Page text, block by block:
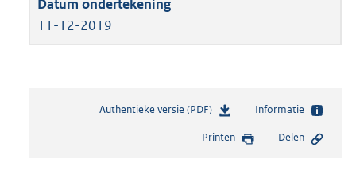
11-12-2019
Authentieke versie (PDF)b
s
Informatie
Printen Delen